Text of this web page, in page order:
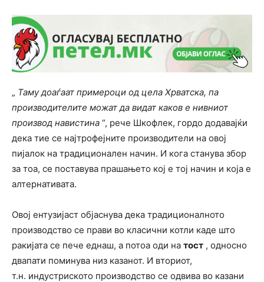
„ Таму доаѓаат примероци од цела Хрватска, па
производителите можат да видат каков е нивниот
производ навистина “, рече Шкофлек, гордо додавајќи
дека тие се најтрофејните производители на овој
пијалок на традиционален начин. И кога станува збор
за тоа, се поставува прашањето кој е тој начин и која е
алтернативата.
Овој ентузијаст објаснува дека традиционалното
производство се прави во класични котли каде што
ракијата се пече еднаш, а потоа оди на тост , односно
двапати поминува низ казанот. И вториот,
т.н. индустриското производство се одвива во казани